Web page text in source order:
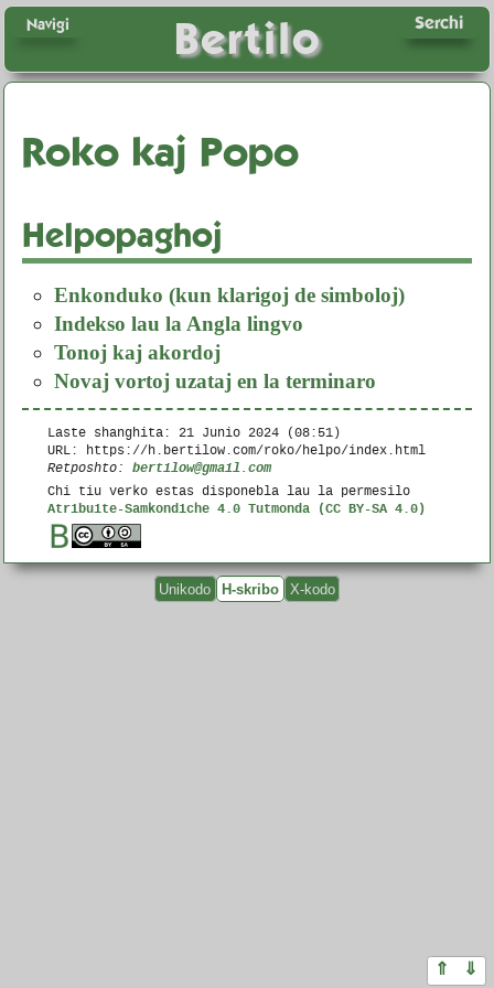
Bertilo Serchi
Navigi
Roko kaj Popo
Helpopaghoj
Enkonduko (kun klarigoj de simboloj)
Indekso lau la Angla lingvo
Tonoj kaj akordoj
Novaj vortoj uzataj en la terminaro
Laste shanghita: 21 Junio 2024 (08:51)
URL: https://h.bertilow.com/roko/helpo/index.html
Retposhto:bertilow@gmail.com
Chi tiu verko estas disponebla lau la permesilo
Atribuite-Samkondiche 4.0 Tutmonda (CC BY-SA 4.0)
Unikodo H-skribo X-kodo
⇑ ⇓